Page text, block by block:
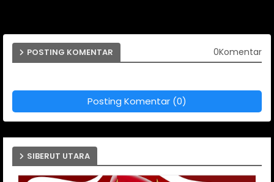
POSTING KOMENTAR 0Komentar
Posting Komentar (0)
SIBERUT UTARA